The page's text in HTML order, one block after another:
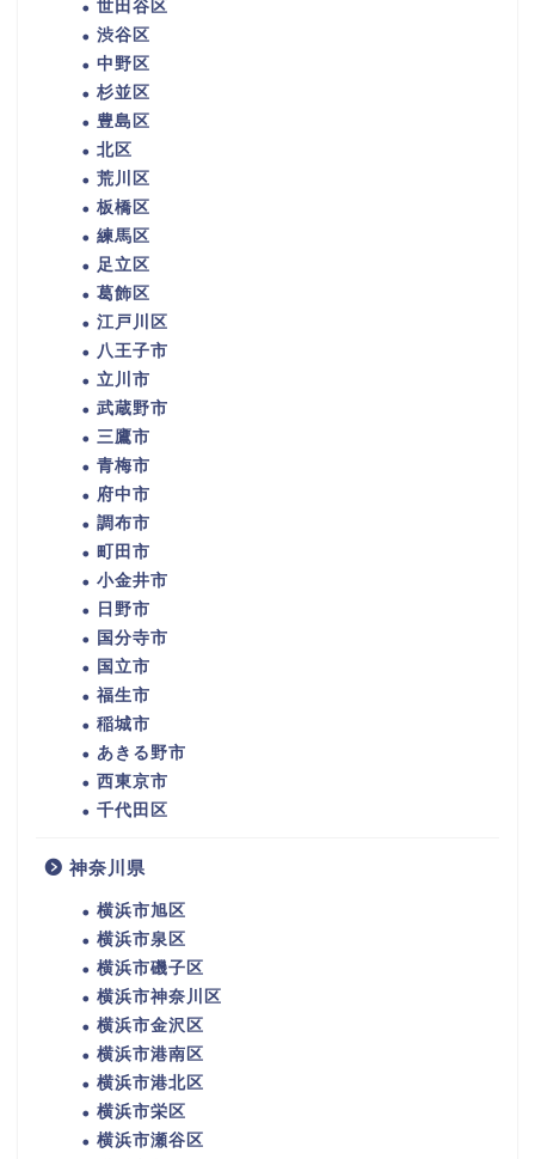
世田谷区
渋谷区
中野区
杉並区
豊島区
北区
荒川区
板橋区
練馬区
足立区
葛飾区
江戸川区
八王子市
立川市
武蔵野市
三鷹市
青梅市
府中市
調布市
町田市
小金井市
日野市
国分寺市
国立市
福生市
稲城市
あきる野市
西東京市
千代田区
神奈川県
横浜市旭区
横浜市泉区
横浜市磯子区
横浜市神奈川区
横浜市金沢区
横浜市港南区
横浜市港北区
横浜市栄区
横浜市瀬谷区